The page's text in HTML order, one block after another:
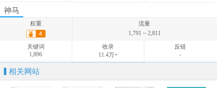
关键词
40,774
神马
权重
流量
1,791 ~ 2,811
关键词
1,896
收录
11.4万+
反链
-
相关网站